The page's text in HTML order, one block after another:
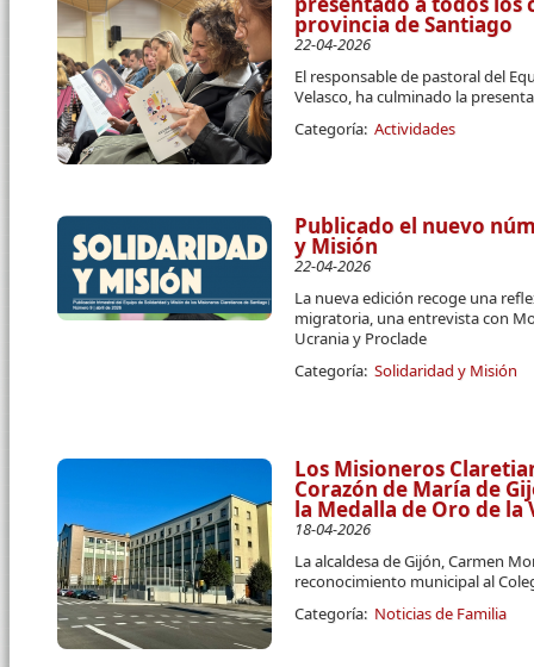
provincia de Santiago
22-04-2026
El responsable de pastoral del
Velasco, ha culminado la
Categoría: Actividades
Publicado el nuevo
y Misión
22-04-2026
La nueva edición recoge una
migratoria, una entrevista con
Ucrania y Proclade
Categoría: Solidaridad y Misión
Los Misioneros
Corazón de María de
la Medalla de Oro de la
18-04-2026
La alcaldesa de Gijón, Carmen
reconocimiento municipal al
Categoría: Noticias de Familia